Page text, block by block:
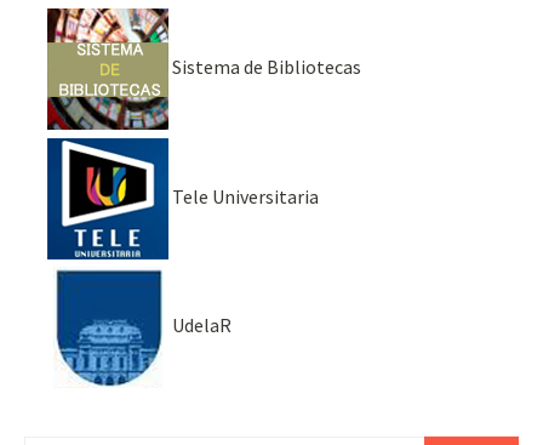
Sistema de Bibliotecas
Tele Universitaria
UdelaR